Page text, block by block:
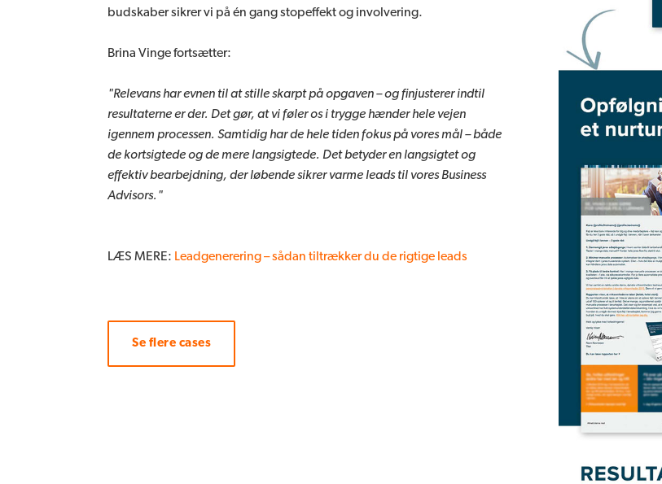
budskaber sikrer vi på én gang stopeffekt og involvering.
Brina Vinge fortsætter:
"Relevans har evnen til at stille skarpt på opgaven – og finjusterer indtil
resultaterne er der. Det gør, at vi føler os i trygge hænder hele vejen
igennem processen. Samtidig har de hele tiden fokus på vores mål – både
de kortsigtede og de mere langsigtede. Det betyder en langsigtet og
effektiv bearbejdning, der løbende sikrer varme leads til vores Business
Advisors."
LÆS MERE: Leadgenerering – sådan tiltrækker du de rigtige leads
Se flere cases